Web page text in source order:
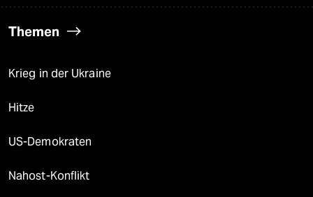
Themen
Krieg in der Ukraine
Hitze
US-Demokraten
Nahost-Konflikt